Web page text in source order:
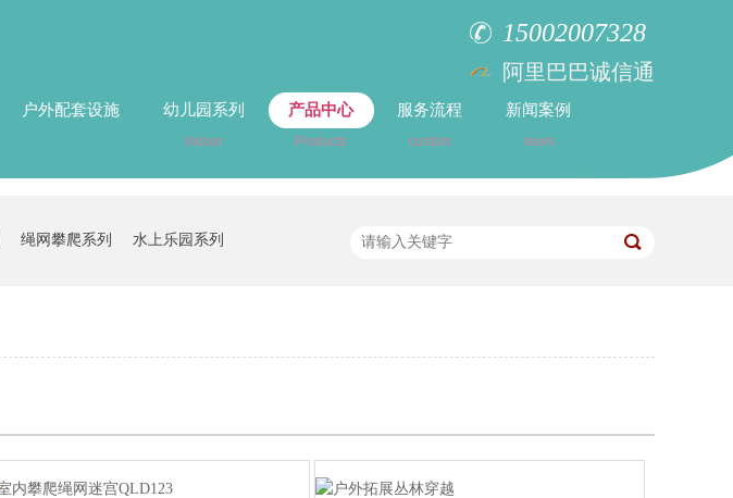
15002007328
阿里巴巴诚信通
户外配套设施 幼儿园系列
Indoor
产品中心
Products
服务流程
custom
新闻案例
news
绳网攀爬系列 水上乐园系列